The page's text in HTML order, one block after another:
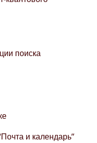
поиска
и календарь”